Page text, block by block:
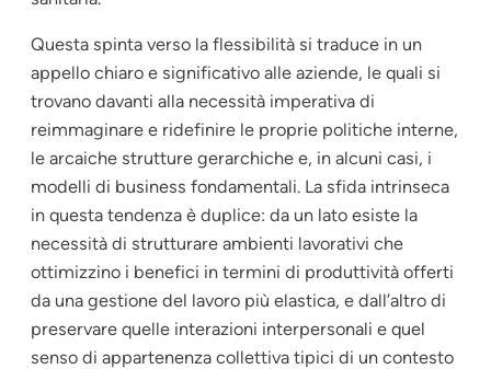
Questa spinta verso la flessibilità si traduce in un
appello chiaro e significativo alle aziende, le quali si
trovano davanti alla necessità imperativa di
reimmaginare e ridefinire le proprie politiche interne,
le arcaiche strutture gerarchiche e, in alcuni casi, i
modelli di business fondamentali. La sfida intrinseca
in questa tendenza è duplice: da un lato esiste la
necessità di strutturare ambienti lavorativi che
ottimizzino i benefici in termini di produttività offerti
da una gestione del lavoro più elastica, e dall’altro di
preservare quelle interazioni interpersonali e quel
senso di appartenenza collettiva tipici di un contesto